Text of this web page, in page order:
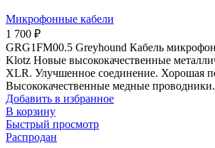
Микрофонные кабели
1 700 ₽
GRG1FM00.5 Greyhound Кабель
Klotz Новые высококачественные
XLR. Улучшенное соединение. Хорошая
Высококачественные медные проводники.
Добавить в избранное
В корзину
Быстрый просмотр
Распродан